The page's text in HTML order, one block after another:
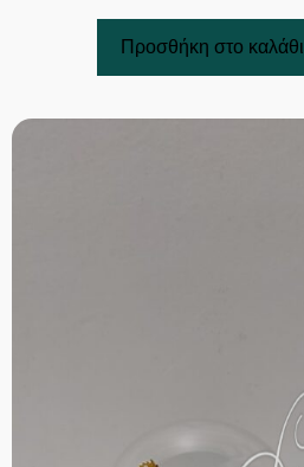
Προσθήκη στο καλάθι